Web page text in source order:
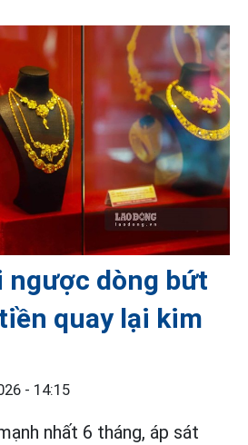
ngược dòng bứt
quay lại kim
- 14:15
nhất 6 tháng, áp sát